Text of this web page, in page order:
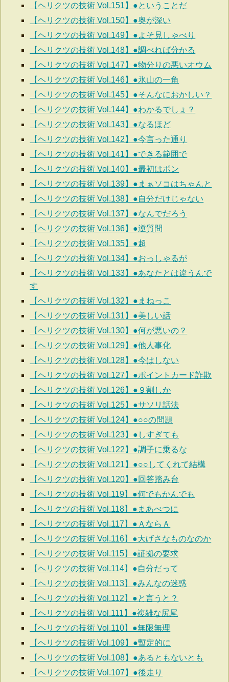
【ヘリクツの技術 Vol.151】●ということだ
【ヘリクツの技術 Vol.150】●奥が深い
【ヘリクツの技術 Vol.149】●よそ見しゃべり
【ヘリクツの技術 Vol.148】●調べれば分かる
【ヘリクツの技術 Vol.147】●物分りの悪いオウム
【ヘリクツの技術 Vol.146】●氷山の一角
【ヘリクツの技術 Vol.145】●そんなにおかしい？
【ヘリクツの技術 Vol.144】●わかるでしょ？
【ヘリクツの技術 Vol.143】●なるほど
【ヘリクツの技術 Vol.142】●今言った通り
【ヘリクツの技術 Vol.141】●できる範囲で
【ヘリクツの技術 Vol.140】●最初はポン
【ヘリクツの技術 Vol.139】●まぁソコはちゃんと
【ヘリクツの技術 Vol.138】●自分だけじゃない
【ヘリクツの技術 Vol.137】●なんでだろう
【ヘリクツの技術 Vol.136】●逆質問
【ヘリクツの技術 Vol.135】●超
【ヘリクツの技術 Vol.134】●おっしゃるが
【ヘリクツの技術 Vol.133】●あなたとは違うんで
す
【ヘリクツの技術 Vol.132】●まねっこ
【ヘリクツの技術 Vol.131】●美しい話
【ヘリクツの技術 Vol.130】●何が悪いの？
【ヘリクツの技術 Vol.129】●他人事化
【ヘリクツの技術 Vol.128】●今はしない
【ヘリクツの技術 Vol.127】●ポイントカード詐欺
【ヘリクツの技術 Vol.126】●９割しか
【ヘリクツの技術 Vol.125】●サソリ話法
【ヘリクツの技術 Vol.124】●○○の問題
【ヘリクツの技術 Vol.123】●しすぎても
【ヘリクツの技術 Vol.122】●調子に乗るな
【ヘリクツの技術 Vol.121】●○○してくれて結構
【ヘリクツの技術 Vol.120】●回答踏み台
【ヘリクツの技術 Vol.119】●何でもかんでも
【ヘリクツの技術 Vol.118】●まあべつに
【ヘリクツの技術 Vol.117】●ＡならＡ
【ヘリクツの技術 Vol.116】●大げさなものなのか
【ヘリクツの技術 Vol.115】●証拠の要求
【ヘリクツの技術 Vol.114】●自分だって
【ヘリクツの技術 Vol.113】●みんなの迷惑
【ヘリクツの技術 Vol.112】●と言うと？
【ヘリクツの技術 Vol.111】●複雑な尻尾
【ヘリクツの技術 Vol.110】●無限無理
【ヘリクツの技術 Vol.109】●暫定的に
【ヘリクツの技術 Vol.108】●あるともないとも
【ヘリクツの技術 Vol.107】●後走り